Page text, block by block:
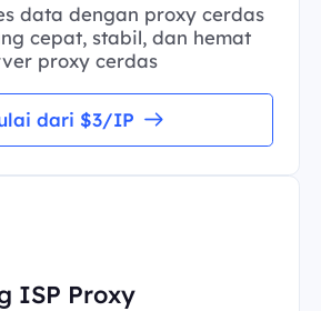
data dengan proxy cerdas
cepat, stabil, dan hemat
proxy cerdas
dari $3/IP
ISP Proxy